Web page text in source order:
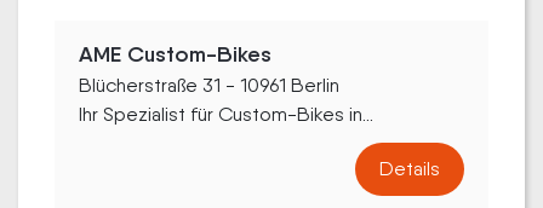
AME Custom-Bikes
Blücherstraße 31 - 10961 Berlin
Ihr Spezialist für Custom-Bikes in...
Details